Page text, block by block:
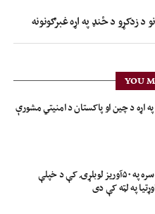
زدکړو د ځنډ په اړه غبرګونونه
YOU
اړه د چین او پاکستان د امنیتي مشورې
افغانستان له ایرلنډ سره په ۵۰آوریز لوبلړۍ کې د خپلې
په لټه کې دی